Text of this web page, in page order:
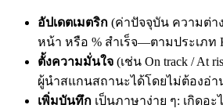
อัปเดตเมตริก (ค่าปัจจุบัน ความต่า
หน้า หรือ % สำเร็จ—ตามประเภท
ตั้งความมั่นใจ (เช่น On track / At
ผู้นำสแกนสถานะได้โดยไม่ต้องอ่า
เพิ่มบันทึก เป็นภาษาง่าย ๆ: เกิดอะ